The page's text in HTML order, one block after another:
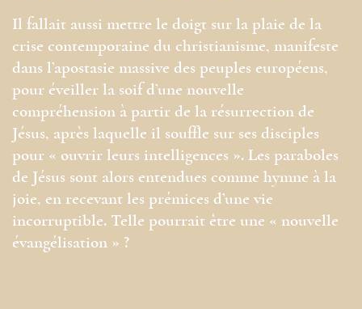
Il fallait aussi mettre le doigt sur la plaie de la
crise contemporaine du christianisme, manifeste
dans l’apostasie massive des peuples européens,
pour éveiller la soif d’une nouvelle
compréhension à partir de la résurrection de
Jésus, après laquelle il souffle sur ses disciples
pour « ouvrir leurs intelligences ». Les paraboles
de Jésus sont alors entendues comme hymne à la
joie, en recevant les prémices d’une vie
incorruptible. Telle pourrait être une « nouvelle
évangélisation » ?